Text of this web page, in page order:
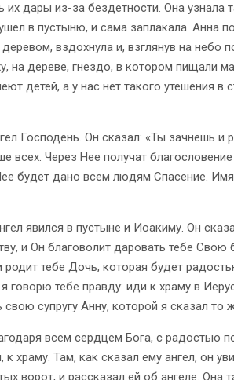
их дары из-за бездетности. Она узнала
в пустыню, и сама заплакала. Анна
вздохнула и, взглянув на небо
на дереве, гнездо, в котором пищали
детей, а у нас нет такого утешения в
Господень. Он сказал: «Ты зачнешь и
всех. Через Нее получат
будет дано всем людям Спасение.
явился в пустыне и Иоакиму. Он
и Он благоволит даровать тебе Свою
родит тебе Дочь, которая будет
говорю тебе правду: иди к храму в
супругу Анну, которой я сказал то
всем сердцем Бога, с радостью
храму. Там, как сказал ему ангел, он
ворот, и рассказал ей об ангеле. Она